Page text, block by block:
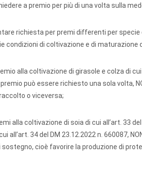
a premio per più di una volta sulla
richiesta per premi differenti per
condizioni di coltivazione e di maturazione
alla coltivazione di girasole e colza di
può essere richiesto una sola volta,
o viceversa;
alla coltivazione di soia di cui all’art. 33
all’art. 34 del DM 23.12.2022 n. 660087,
cioè favorire la produzione di